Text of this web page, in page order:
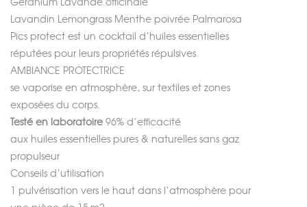
Lavandin Lemongrass Menthe poivrée Palmarosa
Pics protect est un cocktail d’huiles essentielles
réputées pour leurs propriétés répulsives.
AMBIANCE PROTECTRICE
se vaporise en atmosphère, sur textiles et zones
exposées du corps.
Testé en laboratoire 96% d’efficacité
aux huiles essentielles pures & naturelles sans gaz
propulseur
Conseils d’utilisation
1 pulvérisation vers le haut dans l’atmosphère pour